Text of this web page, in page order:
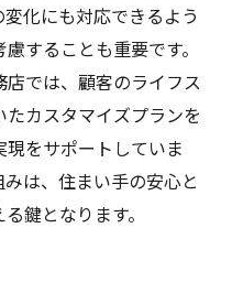
化にも対応できるよう
することも重要です。
では、顧客のライフス
カスタマイズプランを
をサポートしていま
は、住まい手の安心と
鍵となります。